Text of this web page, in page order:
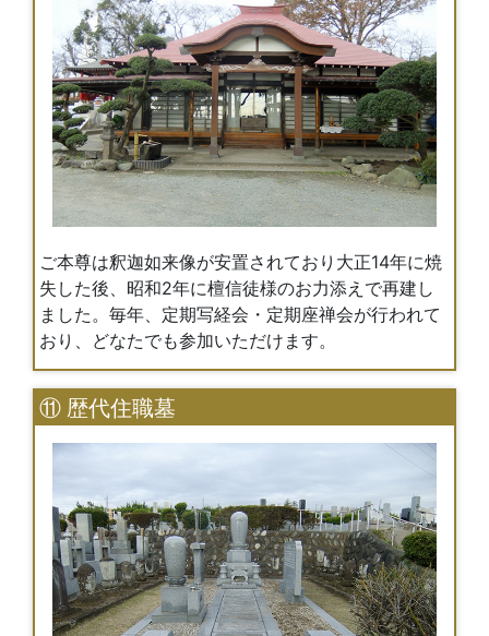
ご本尊は釈迦如来像が安置されており大正14年に焼
失した後、昭和2年に檀信徒様のお力添えで再建し
ました。毎年、定期写経会・定期座禅会が行われて
おり、どなたでも参加いただけます。
⑪ 歴代住職墓